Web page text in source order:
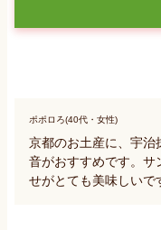
ポポロろ(40代・女性)
京都のお土産に、宇治
音がおすすめです。サ
せがとても美味しいで